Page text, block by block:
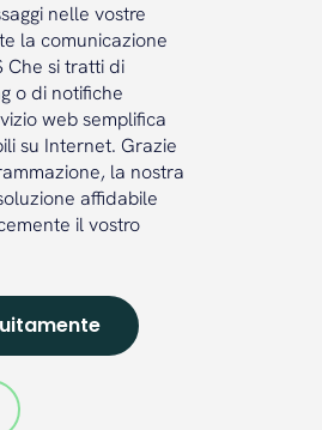
nelle vostre
la comunicazione
Che si tratti di
o di notifiche
web semplifica
su Internet. Grazie
la nostra
affidabile
il vostro